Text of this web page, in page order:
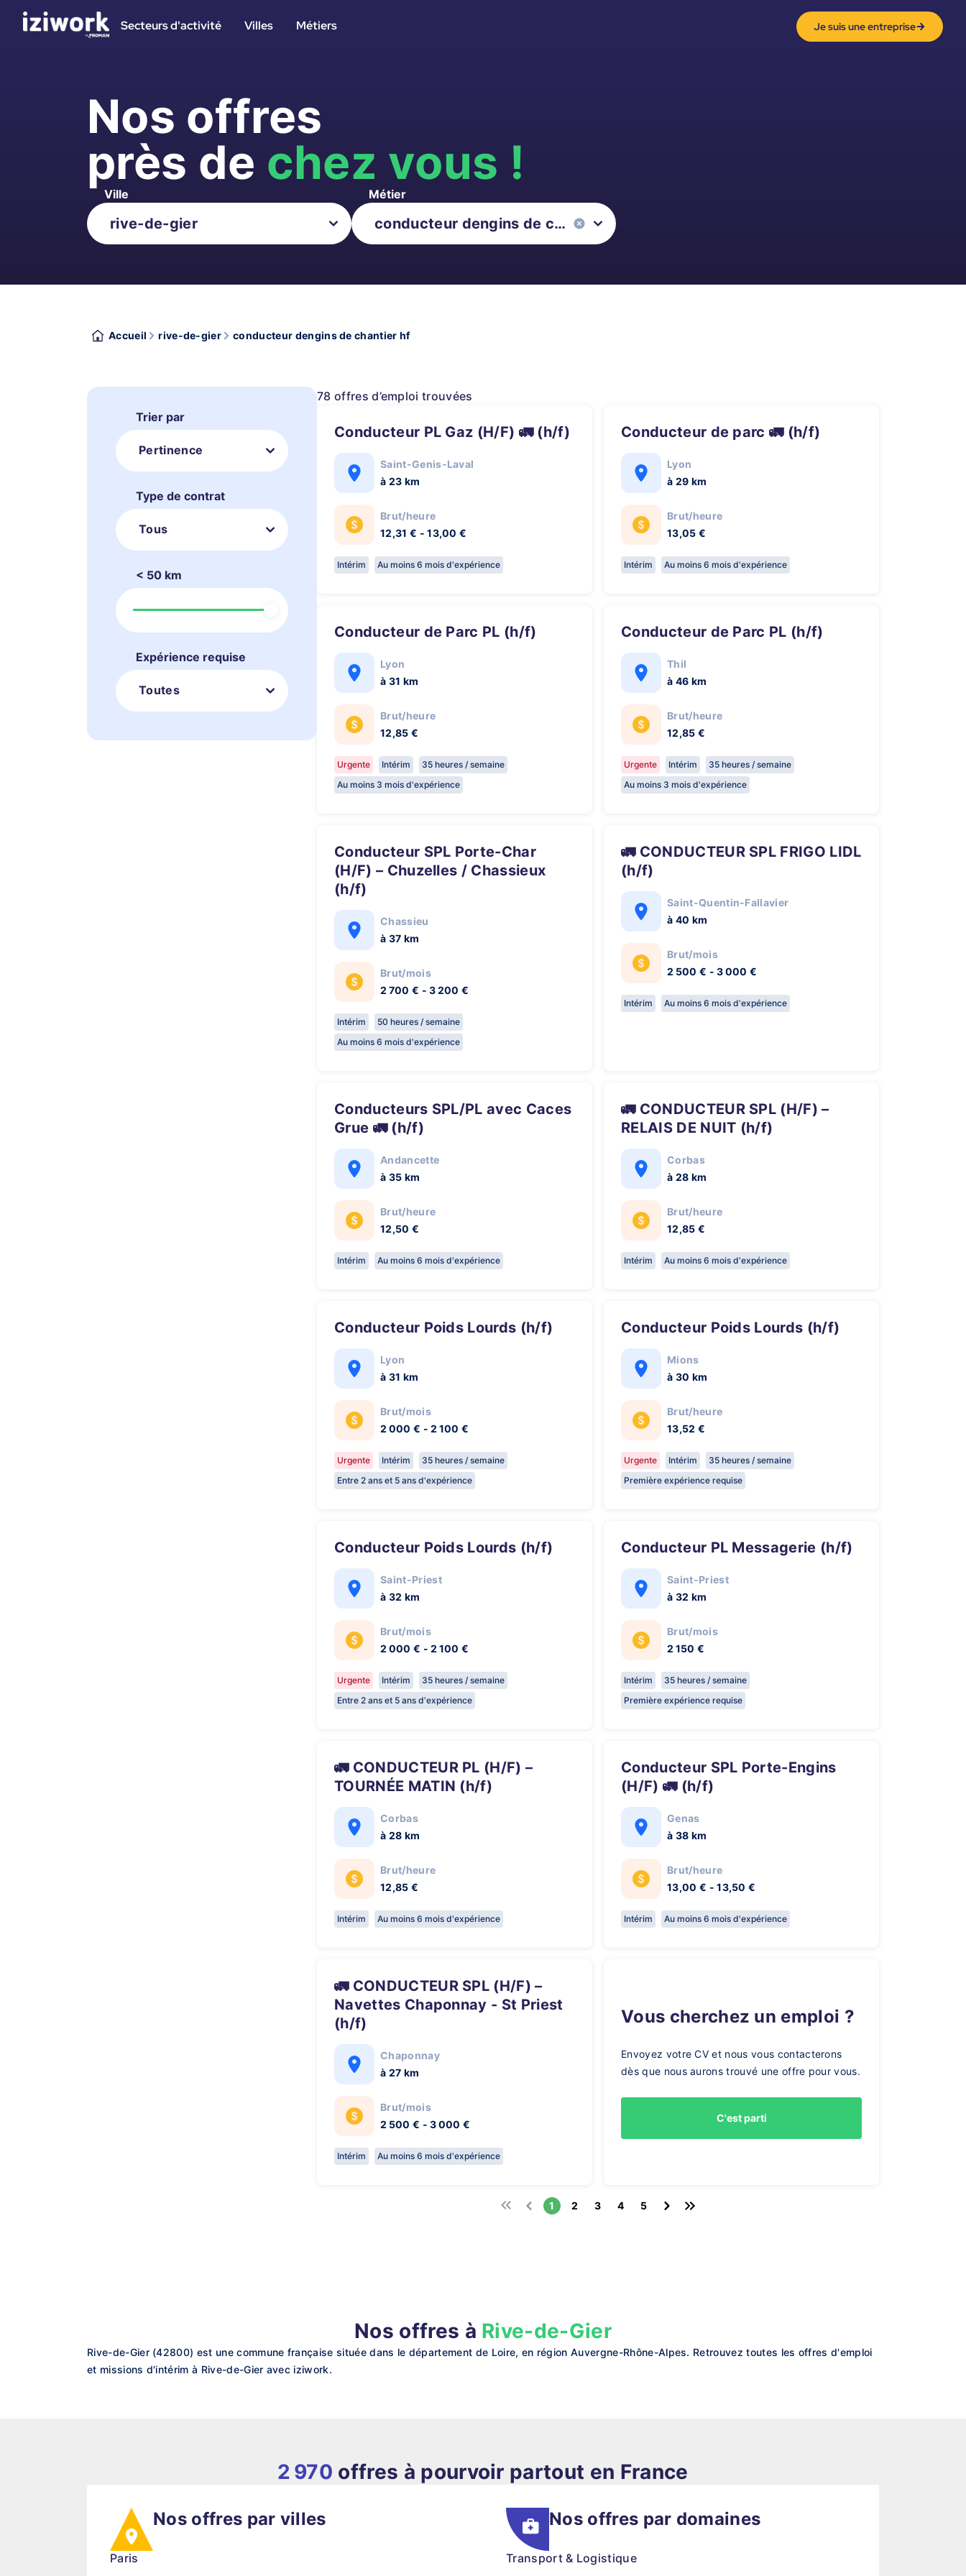
Secteurs d'activité Villes Métiers Je suis une entreprise
Nos offres
près de chez vous !
Ville Métier
Accueil rive-de-gier conducteur dengins de chantier hf
Trier par
Pertinence
Type de contrat
Tous
< 50 km
Expérience requise
Toutes
78 offres d’emploi trouvées
Conducteur PL Gaz (H/F) 🚛 (h/f)
Saint-Genis-Laval
à 23 km
Brut/heure
12,31 € - 13,00 €
Intérim Au moins 6 mois d'expérience
Conducteur de parc 🚛 (h/f)
Lyon
à 29 km
Brut/heure
13,05 €
Intérim Au moins 6 mois d'expérience
Conducteur de Parc PL (h/f)
Lyon
à 31 km
Brut/heure
12,85 €
Urgente Intérim
35 heures / semaine
Au moins 3 mois d'expérience
Conducteur de Parc PL (h/f)
Thil
à 46 km
Brut/heure
12,85 €
Urgente Intérim
35 heures / semaine
Au moins 3 mois d'expérience
Conducteur SPL Porte-Char
(H/F) – Chuzelles / Chassieux
(h/f)
Chassieu
à 37 km
Brut/mois
2 700 € - 3 200 €
Intérim
50 heures / semaine
Au moins 6 mois d'expérience
🚛 CONDUCTEUR SPL FRIGO LIDL
(h/f)
Saint-Quentin-Fallavier
à 40 km
Brut/mois
2 500 € - 3 000 €
Intérim Au moins 6 mois d'expérience
Conducteurs SPL/PL avec Caces
Grue 🚛 (h/f)
Andancette
à 35 km
Brut/heure
12,50 €
Intérim Au moins 6 mois d'expérience
🚛 CONDUCTEUR SPL (H/F) –
RELAIS DE NUIT (h/f)
Corbas
à 28 km
Brut/heure
12,85 €
Intérim Au moins 6 mois d'expérience
Conducteur Poids Lourds (h/f)
Lyon
à 31 km
Brut/mois
2 000 € - 2 100 €
Urgente Intérim
35 heures / semaine
Entre 2 ans et 5 ans d'expérience
Conducteur Poids Lourds (h/f)
Mions
à 30 km
Brut/heure
13,52 €
Urgente Intérim
35 heures / semaine
Première expérience requise
Conducteur Poids Lourds (h/f)
Saint-Priest
à 32 km
Brut/mois
2 000 € - 2 100 €
Urgente Intérim
35 heures / semaine
Entre 2 ans et 5 ans d'expérience
Conducteur PL Messagerie (h/f)
Saint-Priest
à 32 km
Brut/mois
2 150 €
Intérim
35 heures / semaine
Première expérience requise
🚛 CONDUCTEUR PL (H/F) –
TOURNÉE MATIN (h/f)
Corbas
à 28 km
Brut/heure
12,85 €
Intérim Au moins 6 mois d'expérience
Conducteur SPL Porte-Engins
(H/F) 🚛 (h/f)
Genas
à 38 km
Brut/heure
13,00 € - 13,50 €
Intérim Au moins 6 mois d'expérience
🚛 CONDUCTEUR SPL (H/F) –
Navettes Chaponnay - St Priest
(h/f)
Chaponnay
à 27 km
Brut/mois
2 500 € - 3 000 €
Intérim Au moins 6 mois d'expérience
Vous cherchez un emploi ?
Envoyez votre CV et nous vous contacterons
dès que nous aurons trouvé une offre pour vous.
C'est parti
1 2 3 4 5
Nos offres à Rive-de-Gier
Rive-de-Gier (42800) est une commune française située dans le département de Loire, en région Auvergne-Rhône-Alpes. Retrouvez toutes les offres d'emploi
et missions d'intérim à Rive-de-Gier avec iziwork.
2 970 offres à pourvoir partout en France
Nos offres par villes
Paris
Nos offres par domaines
Transport & Logistique